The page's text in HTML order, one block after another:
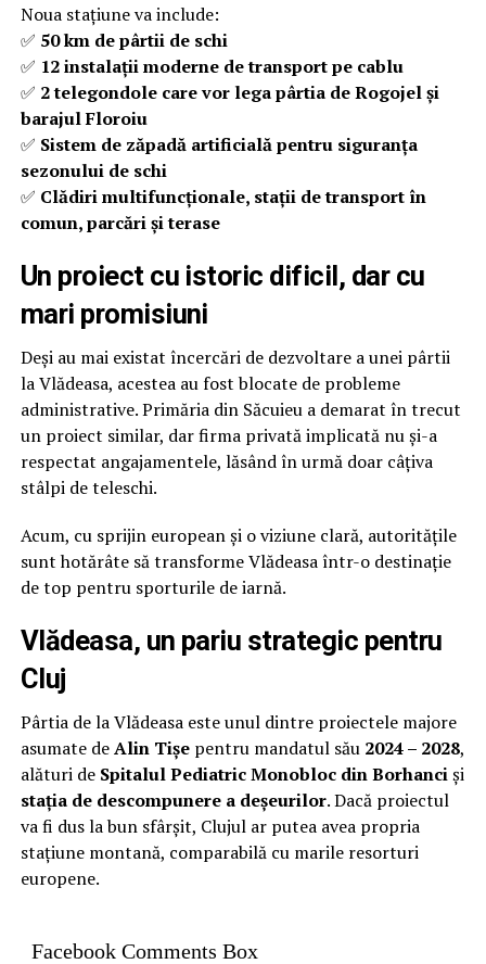
Noua stațiune va include:
✅ 50 km de pârtii de schi
✅ 12 instalații moderne de transport pe cablu
✅ 2 telegondole care vor lega pârtia de Rogojel și
barajul Floroiu
✅ Sistem de zăpadă artificială pentru siguranța
sezonului de schi
✅ Clădiri multifuncționale, stații de transport în
comun, parcări și terase
Un proiect cu istoric dificil, dar cu
mari promisiuni
Deși au mai existat încercări de dezvoltare a unei pârtii
la Vlădeasa, acestea au fost blocate de probleme
administrative. Primăria din Săcuieu a demarat în trecut
un proiect similar, dar firma privată implicată nu și-a
respectat angajamentele, lăsând în urmă doar câțiva
stâlpi de teleschi.
Acum, cu sprijin european și o viziune clară, autoritățile
sunt hotărâte să transforme Vlădeasa într-o destinație
de top pentru sporturile de iarnă.
Vlădeasa, un pariu strategic pentru
Cluj
Pârtia de la Vlădeasa este unul dintre proiectele majore
asumate deAlin Tișepentru mandatul său 2024 – 2028,
alături de Spitalul Pediatric Monobloc din Borhanciși
stația de descompunere a deșeurilor. Dacă proiectul
va fi dus la bun sfârșit, Clujul ar putea avea propria
stațiune montană, comparabilă cu marile resorturi
europene.
Facebook Comments Box